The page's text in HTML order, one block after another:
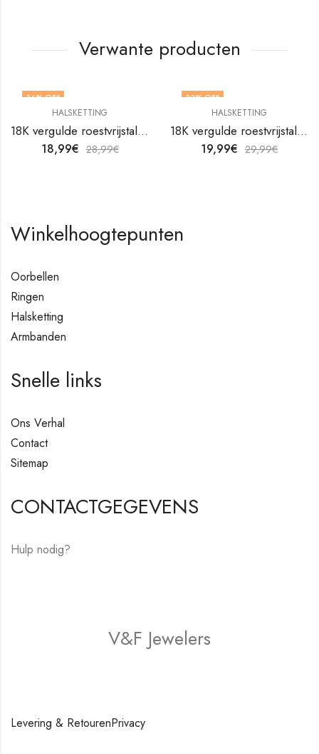
Verwante producten
34% OFF
HALSKETTING
18K vergulde roestvrijstalen halsketting van V&F Juweliers
18,99€ 28,99€
33% OFF
HALSKETTING
18K vergulde roestvrijstalen halsketting van V&F Juweliers
19,99€ 29,99€
Winkelhoogtepunten
Oorbellen
Ringen
Halsketting
Armbanden
Snelle links
Ons Verhal
Contact
Sitemap
CONTACTGEGEVENS
Hulp nodig?
V&F Jewelers
Levering & RetourenPrivacy